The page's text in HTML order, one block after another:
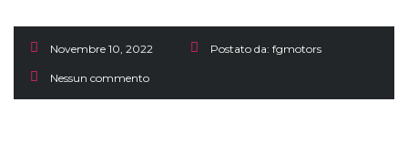
Novembre 10, 2022 Postato da: fgmotors
Nessun commento